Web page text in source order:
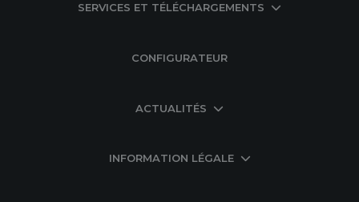
SERVICES ET TÉLÉCHARGEMENTS
CONFIGURATEUR
ACTUALITÉS
INFORMATION LÉGALE